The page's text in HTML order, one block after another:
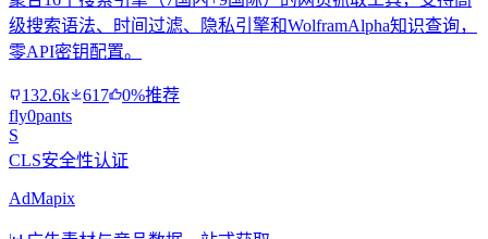
级搜索语法、时间过滤、隐私引擎和WolframAlpha知识查询，
零API密钥配置。
132.6k 617
0%推荐
fly0pants
S
CLS安全性认证
AdMapix